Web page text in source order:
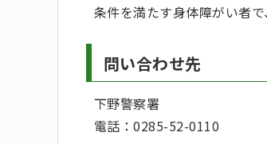
条件を満たす身体障がい者
問い合わせ先
下野警察署
電話：0285-52-0110